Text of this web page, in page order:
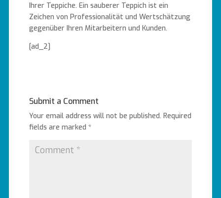
Ihrer Teppiche. Ein sauberer Teppich ist ein
Zeichen von Professionalität und Wertschätzung
gegenüber Ihren Mitarbeitern und Kunden.
[ad_2]
Submit a Comment
Your email address will not be published. Required
fields are marked*